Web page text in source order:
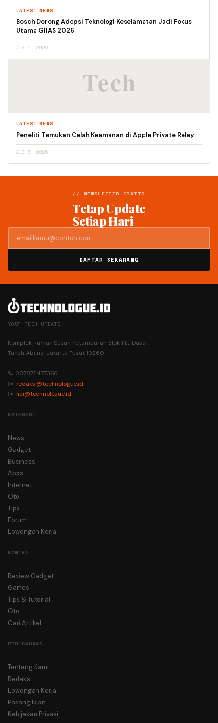
LATEST NEWS
Bosch Dorong Adopsi Teknologi Keselamatan Jadi Fokus
Utama GIIAS 2026
AUG 6, 2026
LATEST NEWS
Peneliti Temukan Celah Keamanan di Apple Private Relay
AUG 6, 2026
// NEWSLETTER GRATIS
Tetap Update
Setiap Hari
DAFTAR SEKARANG
YOUR TECH UPDATE
Komplek Rumah Susun Petamburan Blok 1 Lt. Dasar,
Tanah Abang, Jakarta Pusat 10260
📞 087878477366
✉️ redaksi@technologue.id
✉️ hai@technologue.id
KATEGORI
News
Gadget
Business
Apps
Internet
Oto
Tips
Forum
Lowongan Kerja
KONTEN
Review Gadget
Games
Tips & Tutorial
Oto
Cari Artikel
PERUSAHAAN
Tentang Kami
Redaksi
Lowongan Kerja
Pasang Iklan
Kebijakan Privasi